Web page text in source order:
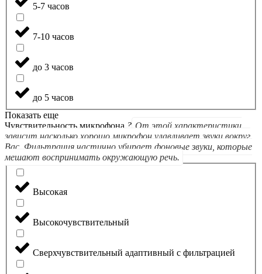
5-7 часов
7-10 часов
до 3 часов
до 5 часов
Показать еще
Чувствительность микрофона ? От этой характеристики
зависит насколько хорошо микрофон улавливает звуки вокруг
Вас. Фильтрация частично убирает фоновые звуки, которые
мешают воспринимать окружающую речь.
Высокая
Высокочувствительный
Сверхчувствительный адаптивный с фильтрацией